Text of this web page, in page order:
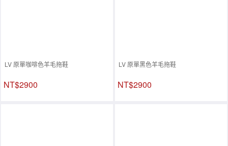
LV 原單咖啡色羊毛拖鞋
NT$2900
LV 原單黑色羊毛拖鞋
NT$2900